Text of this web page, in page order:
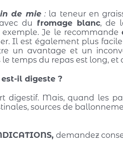
de mie:la teneur en
du fromage blanc, de
exemple. Je le recommande
Il est également plus
un avantage et un
temps du repas est long, et
il digeste ?
digestif. Mais, quand les
sources de
demandez